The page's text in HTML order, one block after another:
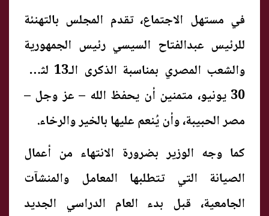
في مستهل الاجتماع، تقدم المجلس بالتهنئة
للرئيس عبدالفتاح السيسي رئيس الجمهورية
والشعب المصري بمناسبة الذكرى الـ13 لثورة
30 يونيو، متمنين أن يحفظ الله – عز وجل –
مصر الحبيبة، وأن يُنعم عليها بالخير والرخاء.
كما وجه الوزير بضرورة الانتهاء من أعمال
الصيانة التي تتطلبها المعامل والمنشآت
الجامعية، قبل بدء العام الدراسي الجديد